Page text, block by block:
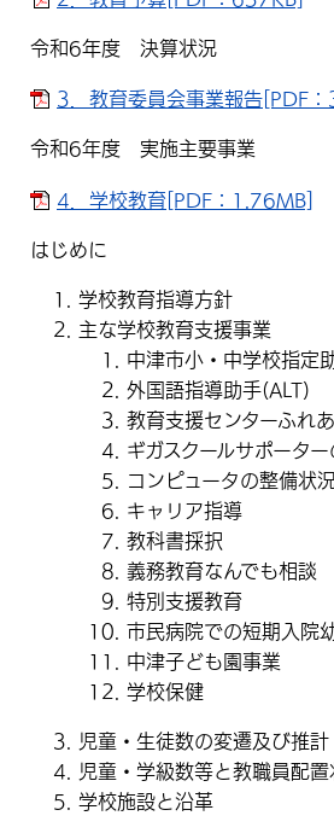
令和6年度 決算状況
3．教育委員会事業報告[PDF：
令和6年度 実施主要事業
4．学校教育[PDF：1.76MB]
はじめに
学校教育指導方針
主な学校教育支援事業
中津市小・中学校指定
外国語指導助手(ALT)
教育支援センターふれ
ギガスクールサポータ
コンピュータの整備状
キャリア指導
教科書採択
義務教育なんでも相談
特別支援教育
市民病院での短期入院
中津子ども園事業
学校保健
児童・生徒数の変遷及び推計
児童・学級数等と教職員配置
学校施設と沿革